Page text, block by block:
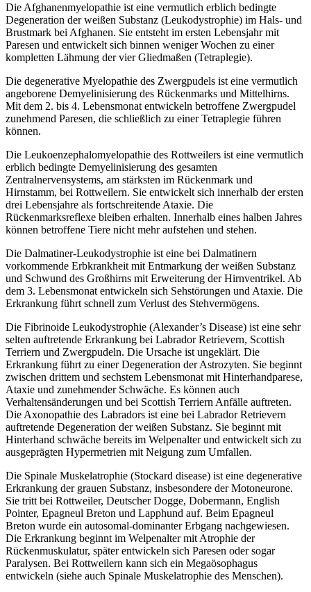
Die Afghanenmyelopathie ist eine vermutlich erblich bedingte
Degeneration der weißen Substanz (Leukodystrophie) im Hals- und
Brustmark bei Afghanen. Sie entsteht im ersten Lebensjahr mit
Paresen und entwickelt sich binnen weniger Wochen zu einer
kompletten Lähmung der vier Gliedmaßen (Tetraplegie).
Die degenerative Myelopathie des Zwergpudels ist eine vermutlich
angeborene Demyelinisierung des Rückenmarks und Mittelhirns.
Mit dem 2. bis 4. Lebensmonat entwickeln betroffene Zwergpudel
zunehmend Paresen, die schließlich zu einer Tetraplegie führen
können.
Die Leukoenzephalomyelopathie des Rottweilers ist eine vermutlich
erblich bedingte Demyelinisierung des gesamten
Zentralnervensystems, am stärksten im Rückenmark und
Hirnstamm, bei Rottweilern. Sie entwickelt sich innerhalb der ersten
drei Lebensjahre als fortschreitende Ataxie. Die
Rückenmarksreflexe bleiben erhalten. Innerhalb eines halben Jahres
können betroffene Tiere nicht mehr aufstehen und stehen.
Die Dalmatiner-Leukodystrophie ist eine bei Dalmatinern
vorkommende Erbkrankheit mit Entmarkung der weißen Substanz
und Schwund des Großhirns mit Erweiterung der Hirnventrikel. Ab
dem 3. Lebensmonat entwickeln sich Sehstörungen und Ataxie. Die
Erkrankung führt schnell zum Verlust des Stehvermögens.
Die Fibrinoide Leukodystrophie (Alexander’s Disease) ist eine sehr
selten auftretende Erkrankung bei Labrador Retrievern, Scottish
Terriern und Zwergpudeln. Die Ursache ist ungeklärt. Die
Erkrankung führt zu einer Degeneration der Astrozyten. Sie beginnt
zwischen drittem und sechstem Lebensmonat mit Hinterhandparese,
Ataxie und zunehmender Schwäche. Es können auch
Verhaltensänderungen und bei Scottish Terriern Anfälle auftreten.
Die Axonopathie des Labradors ist eine bei Labrador Retrievern
auftretende Degeneration der weißen Substanz. Sie beginnt mit
Hinterhand schwäche bereits im Welpenalter und entwickelt sich zu
ausgeprägten Hypermetrien mit Neigung zum Umfallen.
Die Spinale Muskelatrophie (Stockard disease) ist eine degenerative
Erkrankung der grauen Substanz, insbesondere der Motoneurone.
Sie tritt bei Rottweiler, Deutscher Dogge, Dobermann, English
Pointer, Epagneul Breton und Lapphund auf. Beim Epagneul
Breton wurde ein autosomal-dominanter Erbgang nachgewiesen.
Die Erkrankung beginnt im Welpenalter mit Atrophie der
Rückenmuskulatur, später entwickeln sich Paresen oder sogar
Paralysen. Bei Rottweilern kann sich ein Megaösophagus
entwickeln (siehe auch Spinale Muskelatrophie des Menschen).